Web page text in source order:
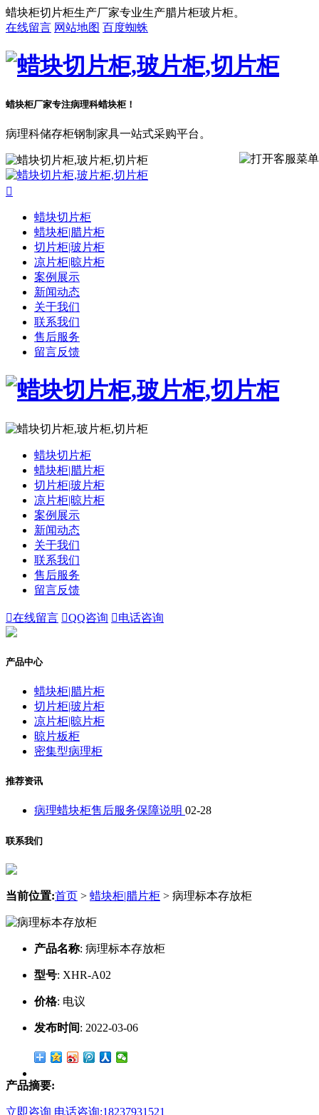
蜡块柜切片柜生产厂家专业生产腊片柜玻片柜。
在线留言 网站地图 百度蜘蛛
蜡块柜厂家专注病理科蜡块柜！
病理科储存柜钢制家具一站式采购平台。

蜡块切片柜
蜡块柜|腊片柜
切片柜|玻片柜
凉片柜|晾片柜
案例展示
新闻动态
关于我们
联系我们
售后服务
留言反馈
蜡块切片柜
蜡块柜|腊片柜
切片柜|玻片柜
凉片柜|晾片柜
案例展示
新闻动态
关于我们
联系我们
售后服务
留言反馈
在线留言 QQ咨询 电话咨询
产品中心
蜡块柜|腊片柜
切片柜|玻片柜
凉片柜|晾片柜
晾片板柜
密集型病理柜
推荐资讯
病理蜡块柜售后服务保障说明 02-28
联系我们
当前位置:首页 > 蜡块柜|腊片柜 > 病理标本存放柜
产品名称: 病理标本存放柜
型号: XHR-A02
价格: 电议
发布时间: 2022-03-06
产品摘要:
立即咨询 电话咨询:18237931521